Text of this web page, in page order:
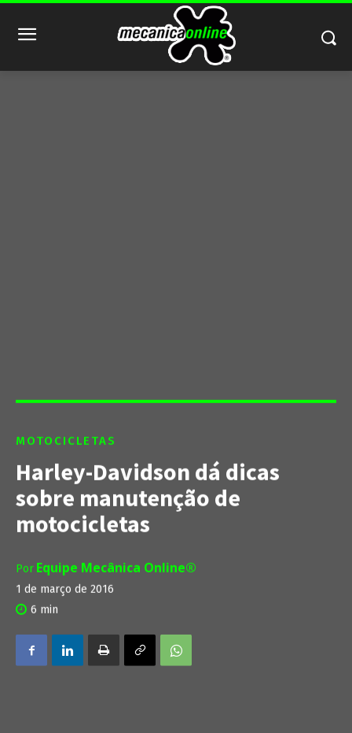
MOTOCICLETAS
Harley-Davidson dá dicas
sobre manutenção de
motocicletas
Por Equipe Mecânica Online®
1 de março de 2016
6 min